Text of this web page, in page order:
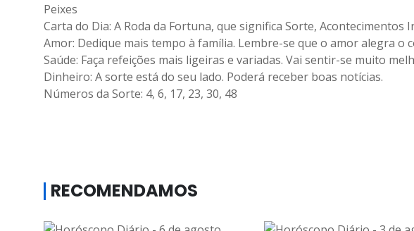
Peixes
Carta do Dia: A Roda da Fortuna, que significa Sorte, Acontecimentos
Amor: Dedique mais tempo à família. Lembre-se que o amor alegra o
Saúde: Faça refeições mais ligeiras e variadas. Vai sentir-se muito
Dinheiro: A sorte está do seu lado. Poderá receber boas notícias.
Números da Sorte: 4, 6, 17, 23, 30, 48
RECOMENDAMOS